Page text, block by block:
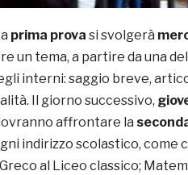
prima prova si svolgerà
un tema, a partire da una
interni: saggio breve,
Il giorno successivo,
affrontare la
indirizzo scolastico, come
al Liceo classico;